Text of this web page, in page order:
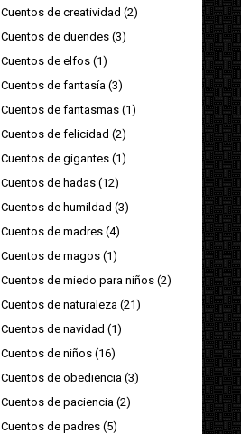
Cuentos de creatividad (2)
Cuentos de duendes (3)
Cuentos de elfos (1)
Cuentos de fantasía (3)
Cuentos de fantasmas (1)
Cuentos de felicidad (2)
Cuentos de gigantes (1)
Cuentos de hadas (12)
Cuentos de humildad (3)
Cuentos de madres (4)
Cuentos de magos (1)
Cuentos de miedo para niños (2)
Cuentos de naturaleza (21)
Cuentos de navidad (1)
Cuentos de niños (16)
Cuentos de obediencia (3)
Cuentos de paciencia (2)
Cuentos de padres (5)